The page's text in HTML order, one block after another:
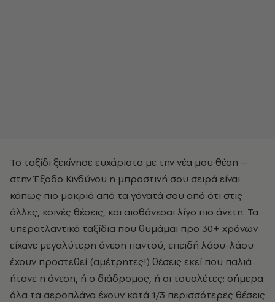
Το ταξίδι ξεκίνησε ευχάριστα με την νέα μου θέση –
στην Έξοδο Κινδύνου η μπροστινή σου σειρά είναι
κάπως πιο μακριά από τα γόνατά σου από ότι στις
άλλες, κοινές θέσεις, και αισθάνεσαι λίγο πιο άνετη. Τα
υπερατλαντικά ταξίδια που θυμάμαι προ 30+ χρόνων
είχανε μεγαλύτερη άνεση παντού, επειδή λάου-λάου
έχουν προστεθεί (αμέτρητες!) θέσεις εκεί που παλιά
ήτανε η άνεση, ή ο διάδρομος, ή οι τουαλέτες: σήμερα
όλα τα αεροπλάνα έχουν κατά 1/3 περισσότερες θέσεις